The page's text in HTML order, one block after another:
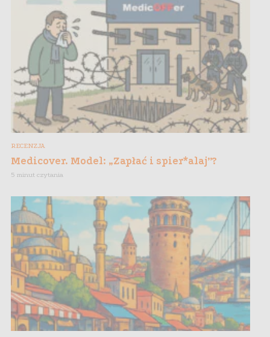
RECENZJA
Medicover. Model: „Zapłać i spier*alaj”?
5 minut czytania